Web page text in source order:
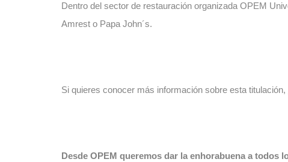
Dentro del sector de restauración organizada OPEM
Amrest o Papa John´s.
Si quieres conocer más información sobre esta titulación,
Desde OPEM queremos dar la enhorabuena a todos